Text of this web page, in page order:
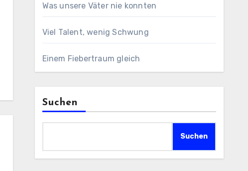
Was unsere Väter nie konnten
Viel Talent, wenig Schwung
Einem Fiebertraum gleich
Suchen
Suchen